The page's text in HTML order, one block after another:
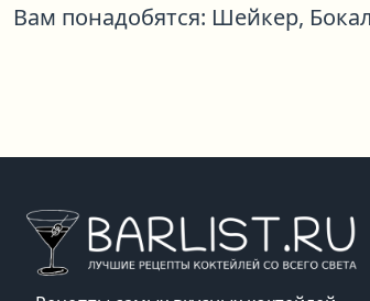
Вам понадобятся: Шейкер,